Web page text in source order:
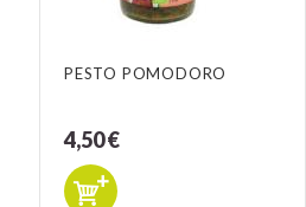
PESTO POMODORO
4,50 €